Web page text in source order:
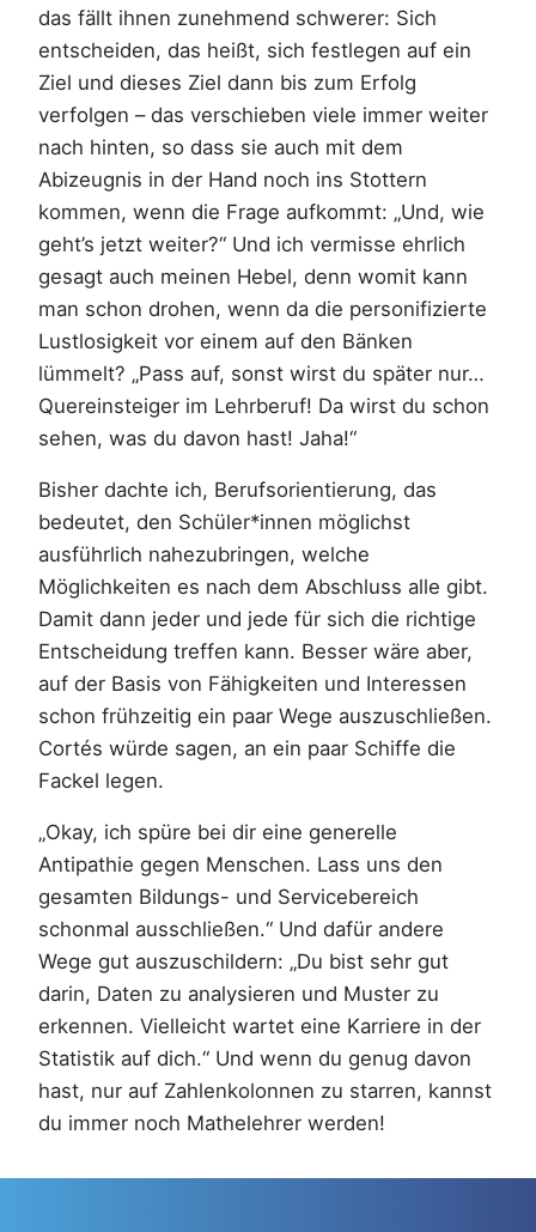
das fällt ihnen zunehmend schwerer: Sich
entscheiden, das heißt, sich festlegen auf ein
Ziel und dieses Ziel dann bis zum Erfolg
verfolgen – das verschieben viele immer weiter
nach hinten, so dass sie auch mit dem
Abizeugnis in der Hand noch ins Stottern
kommen, wenn die Frage aufkommt: „Und, wie
geht’s jetzt weiter?“ Und ich vermisse ehrlich
gesagt auch meinen Hebel, denn womit kann
man schon drohen, wenn da die personifizierte
Lustlosigkeit vor einem auf den Bänken
lümmelt? „Pass auf, sonst wirst du später nur…
Quereinsteiger im Lehrberuf! Da wirst du schon
sehen, was du davon hast! Jaha!“
Bisher dachte ich, Berufsorientierung, das
bedeutet, den Schüler*innen möglichst
ausführlich nahezubringen, welche
Möglichkeiten es nach dem Abschluss alle gibt.
Damit dann jeder und jede für sich die richtige
Entscheidung treffen kann. Besser wäre aber,
auf der Basis von Fähigkeiten und Interessen
schon frühzeitig ein paar Wege auszuschließen.
Cortés würde sagen, an ein paar Schiffe die
Fackel legen.
„Okay, ich spüre bei dir eine generelle
Antipathie gegen Menschen. Lass uns den
gesamten Bildungs- und Servicebereich
schonmal ausschließen.“ Und dafür andere
Wege gut auszuschildern: „Du bist sehr gut
darin, Daten zu analysieren und Muster zu
erkennen. Vielleicht wartet eine Karriere in der
Statistik auf dich.“ Und wenn du genug davon
hast, nur auf Zahlenkolonnen zu starren, kannst
du immer noch Mathelehrer werden!